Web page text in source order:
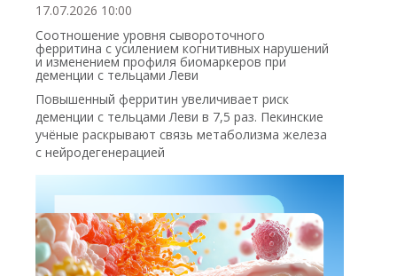
17.07.2026 10:00
Соотношение уровня сывороточного
ферритина с усилением когнитивных нарушений
и изменением профиля биомаркеров при
деменции с тельцами Леви
Повышенный ферритин увеличивает риск
деменции с тельцами Леви в 7,5 раз. Пекинские
учёные раскрывают связь метаболизма железа
с нейродегенерацией